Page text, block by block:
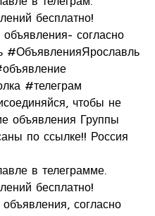
бесплатно!
согласно
#ОбъявленияЯрославль
#телеграм
чтобы не
объявления Группы
по ссылке!! Россия
в телеграмме.
бесплатно!
согласно